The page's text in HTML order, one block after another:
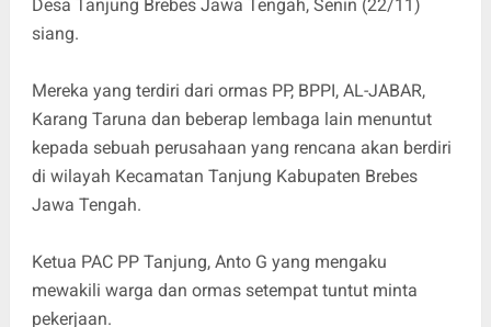
Desa Tanjung Brebes Jawa Tengah, Senin (22/11)
siang.
Mereka yang terdiri dari ormas PP, BPPI, AL-JABAR,
Karang Taruna dan beberap lembaga lain menuntut
kepada sebuah perusahaan yang rencana akan berdiri
di wilayah Kecamatan Tanjung Kabupaten Brebes
Jawa Tengah.
Ketua PAC PP Tanjung, Anto G yang mengaku
mewakili warga dan ormas setempat tuntut minta
pekerjaan.